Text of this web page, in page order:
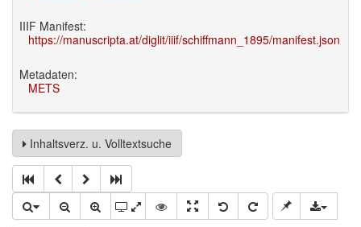
IIIF Manifest:
https://manuscripta.at/diglit/iiif/schiffmann_1895/manifest.json
Metadaten:
METS
Inhaltsverz. u. Volltextsuche